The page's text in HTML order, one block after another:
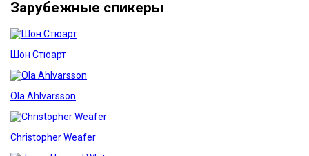
Зарубежные спикеры
Шон Стюарт
Ola Ahlvarsson
Christopher Weafer